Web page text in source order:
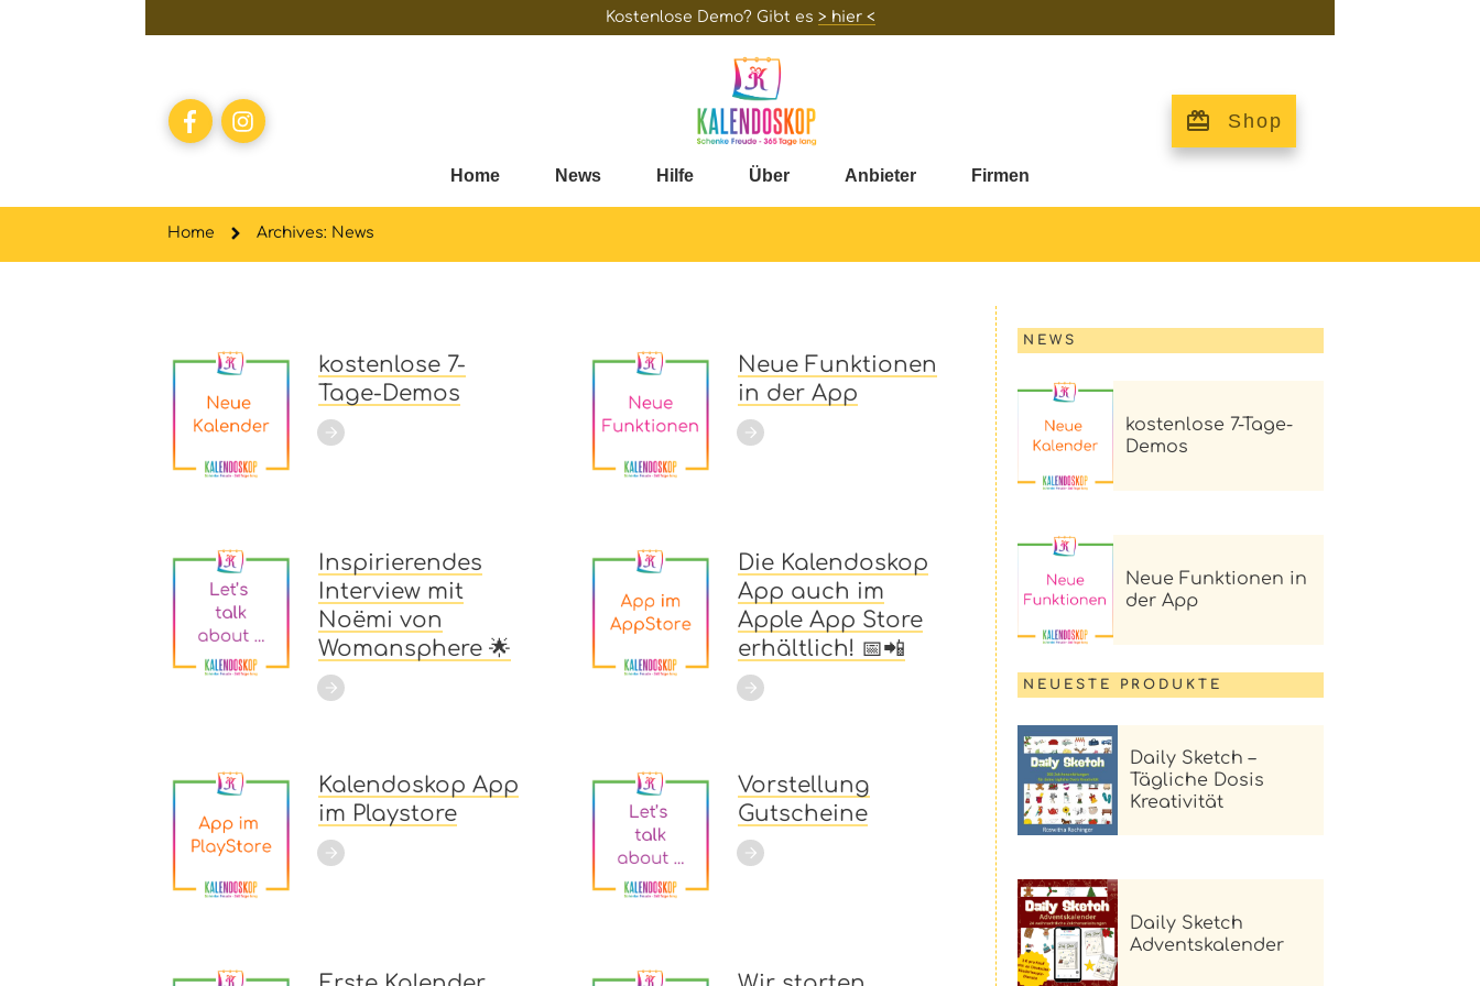
Kostenlose Demo? Gibt es > hier <
Home News Hilfe Über Anbieter Firmen
Shop
Home Archives: News
kostenlose 7-
Tage-Demos
Neue Funktionen
in der App
Inspirierendes
Interview mit
Noëmi von
Womansphere 🌟
Die Kalendoskop
App auch im
Apple App Store
erhältlich! 📅📲
Kalendoskop App
im Playstore
Vorstellung
Gutscheine
NEWS
kostenlose 7-Tage-
Demos
Neue Funktionen in
der App
NEUESTE PRODUKTE
Daily Sketch –
Tägliche Dosis
Kreativität
Daily Sketch
Adventskalender